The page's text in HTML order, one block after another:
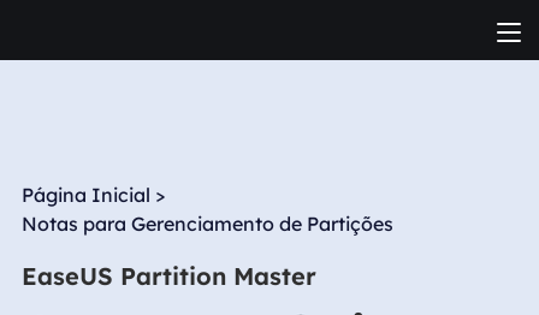
Página Inicial >
Notas para Gerenciamento de Partições
EaseUS Partition Master